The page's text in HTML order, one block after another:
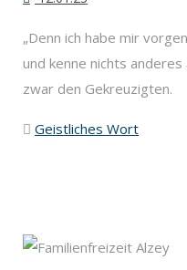
„Denn ich habe mir
und kenne nichts anderes
zwar den Gekreuzigten.
Geistliches Wort